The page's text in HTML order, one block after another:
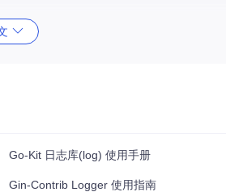
的文件路径./logs/log.txt
Go-Kit 日志库(log) 使用手册
Gin-Contrib Logger 使用指南